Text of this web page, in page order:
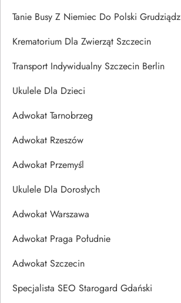
Tanie Busy Z Niemiec Do Polski Grudziądz
Krematorium Dla Zwierząt Szczecin
Transport Indywidualny Szczecin Berlin
Ukulele Dla Dzieci
Adwokat Tarnobrzeg
Adwokat Rzeszów
Adwokat Przemyśl
Ukulele Dla Dorosłych
Adwokat Warszawa
Adwokat Praga Południe
Adwokat Szczecin
Specjalista SEO Starogard Gdański